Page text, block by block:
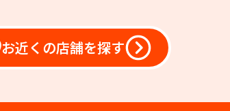
お近くの店舗を探す